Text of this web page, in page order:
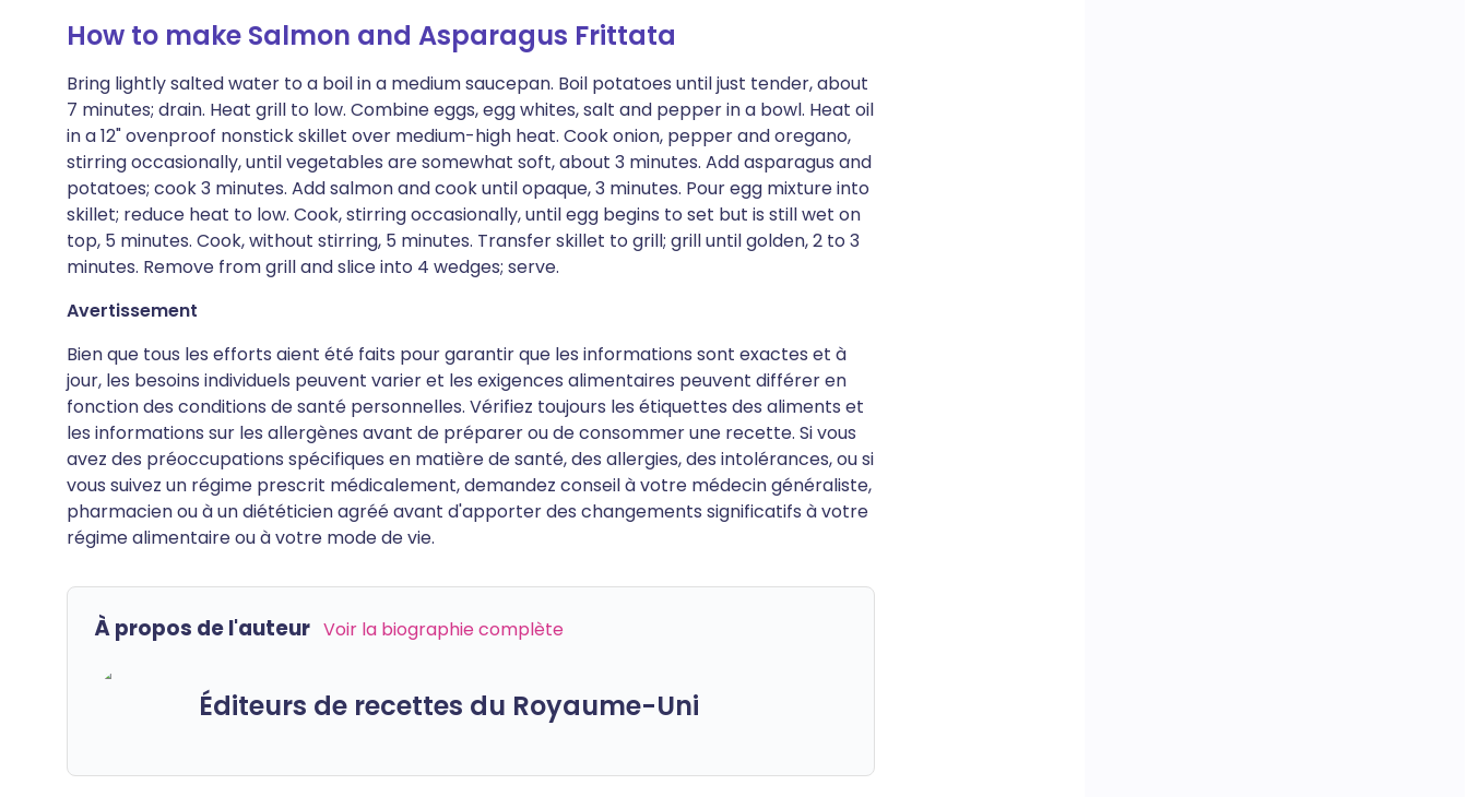
How to make Salmon and Asparagus Frittata
Bring lightly salted water to a boil in a medium saucepan. Boil potatoes until just tender, about
7 minutes; drain. Heat grill to low. Combine eggs, egg whites, salt and pepper in a bowl. Heat oil
in a 12" ovenproof nonstick skillet over medium-high heat. Cook onion, pepper and oregano,
stirring occasionally, until vegetables are somewhat soft, about 3 minutes. Add asparagus and
potatoes; cook 3 minutes. Add salmon and cook until opaque, 3 minutes. Pour egg mixture into
skillet; reduce heat to low. Cook, stirring occasionally, until egg begins to set but is still wet on
top, 5 minutes. Cook, without stirring, 5 minutes. Transfer skillet to grill; grill until golden, 2 to 3
minutes. Remove from grill and slice into 4 wedges; serve.
Avertissement
Bien que tous les efforts aient été faits pour garantir que les informations sont exactes et à
jour, les besoins individuels peuvent varier et les exigences alimentaires peuvent différer en
fonction des conditions de santé personnelles. Vérifiez toujours les étiquettes des aliments et
les informations sur les allergènes avant de préparer ou de consommer une recette. Si vous
avez des préoccupations spécifiques en matière de santé, des allergies, des intolérances, ou si
vous suivez un régime prescrit médicalement, demandez conseil à votre médecin généraliste,
pharmacien ou à un diététicien agréé avant d'apporter des changements significatifs à votre
régime alimentaire ou à votre mode de vie.
À propos de l'auteur Voir la biographie complète
Éditeurs de recettes du Royaume-Uni